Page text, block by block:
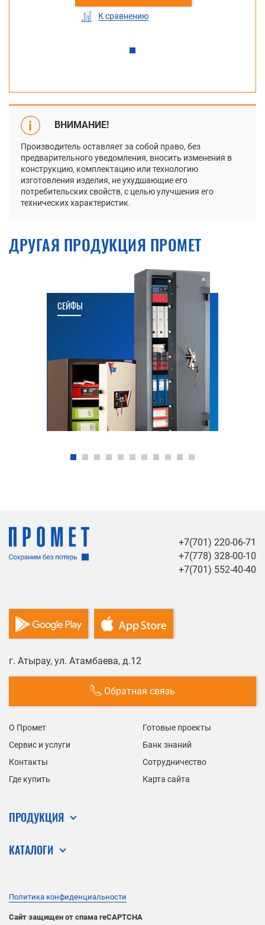
К сравнению
ВНИМАНИЕ!
Производитель оставляет за собой право, без
предварительного уведомления, вносить изменения в
конструкцию, комплектацию или технологию
изготовления изделия, не ухудшающие его
потребительских свойств, с целью улучшения его
технических характеристик.
ДРУГАЯ ПРОДУКЦИЯ ПРОМЕТ
СЕЙФЫ
+7(701) 220-06-71
+7(778) 328-00-10
+7(701) 552-40-40
г. Атырау, ул. Атамбаева, д.12
Обратная связь
О Промет
Готовые проекты
Сервис и услуги
Банк знаний
Контакты
Сотрудничество
Где купить
Карта сайта
ПРОДУКЦИЯ
КАТАЛОГИ
Политика конфиденциальности
Сайт защищен от спама reCAPTCHA